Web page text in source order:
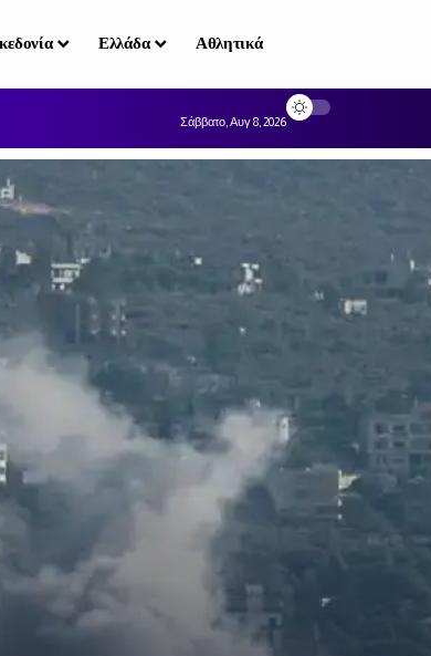
Ελλάδα Αθλητικά
Σάββατο, Αυγ 8, 2026